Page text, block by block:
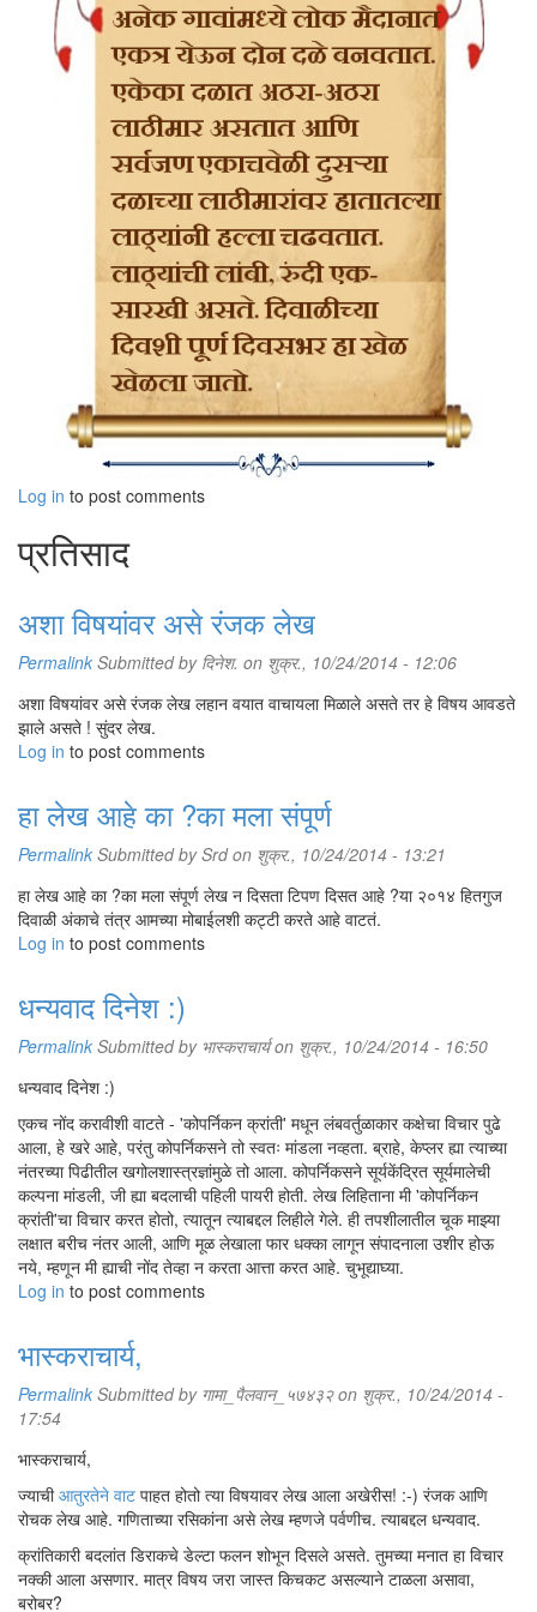
असतात. अशा प्रकारचा प्रयत्न सर्वप्रथम करणार्‍यांमध्ये यूक्लीड हा एक अग्रगण्य
गणिती. त्यामुळेच त्याचे ऋण मोठे आहे.
यूक्लीडने वरील पाच विधाने गृहीतक म्हणून धरली. यांतील पहिली चार विधाने इतकी
साधी आणि मूलभूत आहेत की, त्यांची सिद्धता देता येणे अशक्यच वाटते. (किंबहुना त्या
स्वयंसिद्ध वाटतात.) परंतु पाचव्या विधानात जरा गडबड वाटते. ते स्वयंसिद्ध वाटत नाही.
यूक्लीडने हे विधान पहिल्या चार विधानांच्या साहाय्याने सिद्ध करायचा बराच प्रयत्न
करून शेवटी नाईलाजाने ते पाचवे गृहीतक म्हणून घेतले, असे मानायला जागा आहे.
अनंतापर्यंत रेषा वाढवत नेल्यावर त्या छेदतील की नाही ते कसे ठरवायचे, असा काहीसा
या गृहीतकाला असलेला आक्षेप आहे. पुढे आपण या गृहीतकाचे अजून एक रूप बघू, ज्यात
हा आक्षेप अजून स्पष्ट होईल.
यूक्लीडनंतरच्या बर्‍याच गणितज्ञांनी शतकानुशतके समांतर रेषांच्या या गृहीतकाची सिद्धता
देण्याचा प्रयत्न केला. यात टॉलमी, ओमर खय्याम अशांचा समावेश होता. रुबायांसाठी
प्रसिद्ध असलेला ओमर खय्याम तो हाच. त्याचे गणितातदेखील महत्त्वाचे काम आहे!
आधुनिक काळाच्या आधी बीजगणितावर लिहिल्या गेलेल्या महत्त्वाच्या ग्रंथांमध्ये त्याच्या
एका ग्रंथाचा समावेश होतो. टॉलमीची सिद्धता चुकीची होती, तर ओमर खय्यामने त्याच्या
प्रयत्नात काळाच्या थोडी पुढे उडी मारून अयूक्लीडीय भूमितीतील काही प्रमेये शोधून
काढली, परंतु त्याला त्यांचा फारसा अंदाज लागला नाही.
या सर्व चुकलेल्या प्रयत्नांतून समांतर रेषेच्या गृहीतकाची अनेक रूपे समोर येत गेली
(reformulations), वेगवेगळ्या प्रकारे हे गृहीतक मांडण्याचे प्रयत्न केले गेले.
त्यातील सर्वांत महत्त्वाचे ठरलेले रूप पुढीलप्रमाणे -
एक रेषा आणि तीवर नसलेला कोणताही बिंदू दिला असता, त्या बिंदूमधून जाणारी व
दिलेल्या रेषेला समांतर अशी एक आणि एकच रेषा काढता येऊ शकते.
टीप - लक्षात ठेवण्यासारखी गोष्ट म्हणजे खरे तर निव्वळ हे विधान आणि समांतर रेषेचे
गृहीतक एकमेकांना समानार्थी नाहीत. परंतु पहिल्या चार गृहीतकांच्या उपस्थितीत ती
एकमेकांना समानार्थी आहेत.
या विधानाला घेता येणारा आक्षेप असा (जो आधीच्या गृहीतकाच्या आक्षेपाशी निगडित
आहे), की अनंत अंतरावर काय होते आहे, ते माहीत नसल्याने कदाचित एकही समांतर
रेषा काढता येणार नाही, किंवा एकापेक्षा अधिक समांतर रेषा काढता येतील. या आक्षेपावर
विश्वास बसणे थोडे अवघड आहे, परंतु पृथ्वीच्या पृष्ठभागाचे उदाहरण घेऊन बघा. दोन
आणि दक्षिण धृवांशी एकमेकांना छेदतात. तुम्ही म्हणाल, रेखांश तर वर्तुळाकार आहेत व
आपले विधान रेषांशी संबंधित आहे. परंतु पृथ्वीच्या वक्र पृष्ठभागावर सरळ रेषा अशी
काढता येणारच नाही, हीच त्यातली गंमत आहे. यूक्लीडची भूमिती ही प्रतलीय भूमिती
आहे. मात्र वक्र पृष्ठभागांवर सरळ रेषा म्हणजे काय? या प्रश्नाचे उत्तर देण्यासाठी बरेच
डोके खाजवावे लागते. वक्रपृष्ठीय रेषेची (जीओडेसिक, Geodesic) कल्पना यातून पुढे
आली. पुढील चित्रातून ही गोष्ट जास्त स्पष्ट होईल -
वरील आक्षेप हा मामुली तर्कदोष नसून तो आपल्या ज्ञानामधील उणीव दर्शवतो व या
आक्षेपाचे खंडन करण्याचा प्रयास थांबवून त्यास सामावून घेता येईल का, हे बघितले
राजकुमार कार्ल फ्रेडरिख गॉस, याने १९व्या शतकाच्या सुरुवातीस या प्रश्नावर विचार
केला, परंतु त्याने आपले काम कधीच प्रसिद्ध केले नाही. त्याच्यानंतर काही वर्षांत
बोल्याई, लोबॅच्युवस्की, रिमान, पॉईंकारे या गणितज्ञांनी 'एलिप्टिकल जॉमेट्री' आणि
'हायपरबोलिक जॉमेट्री' या दोन, यूक्लीडची पहिली चार गृहीतके पाळणार्‍या, परंतु पाचवे
गृहीतक न पाळणार्‍या भूमित्या शोधून काढल्या. या अयूक्लीडीय भूमित्या आहेत. वरील
चित्रातील दुसरे चित्र हे एलिप्टिकल जॉमेट्री दर्शवते, तर तिसरे चित्र हायपरबोलिक
जॉमेट्री दर्शवते. यामधून यूक्लीडची भूमिती चूक ठरत नाही. फक्त ती सर्वच ठिकाणी
वापरता येत नाही, हे दिसून येते, म्हणजेच तिच्या मर्यादा स्पष्ट होतात. अशा रीतीने या
गणितज्ञांनी भूमितीमध्ये पॅराडाइम शिफ्ट घडवून आणली. ख्रि.पू. ३०० सालातल्या
यूक्लीडने घडवून आणलेल्या पॅराडाइम शिफ्टच्या पायावर या गणितज्ञांनी पुढचा दगड
बसवला, असे म्हणायला हरकत नाही. या प्रत्येक जॉमेट्रीवर एक वेगळा लेखच लिहिता
Log in to post comments
प्रतिसाद
अशा विषयांवर असे रंजक लेख
Permalink Submitted by दिनेश. on शुक्र., 10/24/2014 - 12:06
अशा विषयांवर असे रंजक लेख लहान वयात वाचायला मिळाले असते तर हे विषय आवडते
झाले असते ! सुंदर लेख.
Log in to post comments
हा लेख आहे का ?का मला संपूर्ण
Permalink Submitted bySrdon शुक्र., 10/24/2014 - 13:21
हा लेख आहे का ?का मला संपूर्ण लेख न दिसता टिपण दिसत आहे ?या २०१४ हितगुज
दिवाळी अंकाचे तंत्र आमच्या मोबाईलशी कट्टी करते आहे वाटतं.
Log in to post comments
धन्यवाद दिनेश :)
Permalink Submitted by भास्कराचार्यon शुक्र., 10/24/2014 - 16:50
धन्यवाद दिनेश :)
एकच नोंद करावीशी वाटते - 'कोपर्निकन क्रांती' मधून लंबवर्तुळाकार कक्षेचा विचार पुढे
आला, हे खरे आहे, परंतु कोपर्निकसने तो स्वतः मांडला नव्हता. ब्राहे, केप्लर ह्या त्याच्या
नंतरच्या पिढीतील खगोलशास्त्रज्ञांमुळे तो आला. कोपर्निकसने सूर्यकेंद्रित सूर्यमालेची
कल्पना मांडली, जी ह्या बदलाची पहिली पायरी होती. लेख लिहिताना मी 'कोपर्निकन
क्रांती'चा विचार करत होतो, त्यातून त्याबद्दल लिहीले गेले. ही तपशीलातील चूक माझ्या
लक्षात बरीच नंतर आली, आणि मूळ लेखाला फार धक्का लागून संपादनाला उशीर होऊ
नये, म्हणून मी ह्याची नोंद तेव्हा न करता आत्ता करत आहे. चुभूद्याघ्या.
Log in to post comments
भास्कराचार्य,
Permalink Submitted by गामा_पैलवान_५७४३२on शुक्र., 10/24/2014 -
17:54
भास्कराचार्य,
ज्याचीआतुरतेने वाट पाहत होतो त्या विषयावर लेख आला अखेरीस! :-) रंजक आणि
रोचक लेख आहे. गणिताच्या रसिकांना असे लेख म्हणजे पर्वणीच. त्याबद्दल धन्यवाद.
क्रांतिकारी बदलांत डिराकचे डेल्टा फलन शोभून दिसले असते. तुमच्या मनात हा विचार
नक्की आला असणार. मात्र विषय जरा जास्त किचकट असल्याने टाळला असावा,
बरोबर?